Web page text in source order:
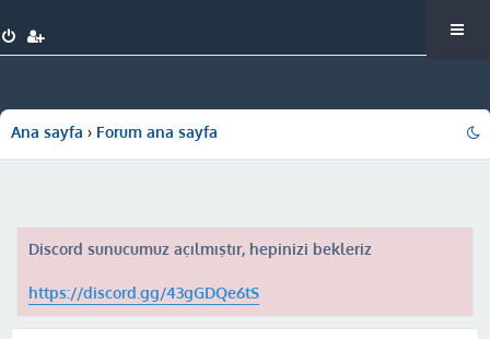
Ana sayfa Forum ana sayfa
Discord sunucumuz açılmıştır, hepinizi bekleriz
https://discord.gg/43gGDQe6tS